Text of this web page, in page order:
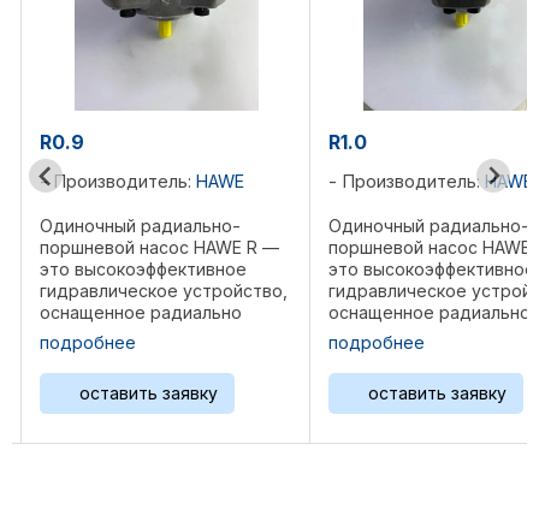
R0.9
Производитель: HAWE
Одиночный радиально-
поршневой насос HAWE R —
это высокоэффективное
гидравлическое устройство,
оснащенное радиально
расположенными поршнями
вокруг центрального вала,
что обеспечивает
стабильное высокое
давление и компактные
размеры. Изготовленный из ...
подробнее
оставить заявку
R1.0
Производитель: HAWE
Одиночный радиально-
поршневой насос HAWE
это высокоэффективное
гидравлическое
оснащенное радиально
расположенными
вокруг центрального
что обеспечивает
стабильное высокое
давление и компактные
размеры.
подробнее
оставить заявку